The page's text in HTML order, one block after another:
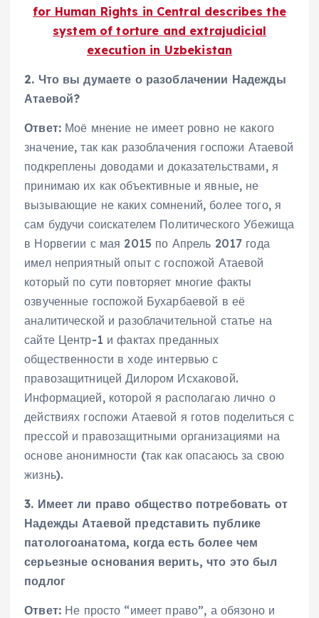
for Human Rights in Central describes the
system of torture and extrajudicial
execution in Uzbekistan
2. Что вы думаете о разоблачении Надежды
Атаевой?
Ответ:Моё мнение не имеет ровно не какого
значение, так как разоблачения госпожи Атаевой
подкреплены доводами и доказательствами, я
принимаю их как объективные и явные, не
вызывающие не каких сомнений, более того, я
сам будучи соискателем Политического Убежища
в Норвегии с мая 2015 по Апрель 2017 года
имел неприятный опыт с госпожой Атаевой
который по сути повторяет многие факты
озвученные госпожой Бухарбаевой в её
аналитической и разоблачительной статье на
сайте Центр-1 и фактах преданных
общественности в ходе интервью с
правозащитницей Дилором Исхаковой.
Информацией, которой я располагаю лично о
действиях госпожи Атаевой я готов поделиться с
прессой и правозащитными организациями на
основе анонимности (так как опасаюсь за свою
жизнь).
3. Имеет ли право общество потребовать от
Надежды Атаевой представить публике
патологоанатома, когда есть более чем
серьезные основания верить, что это был
подлог
Ответ:Не просто “имеет право”, а обязоно и